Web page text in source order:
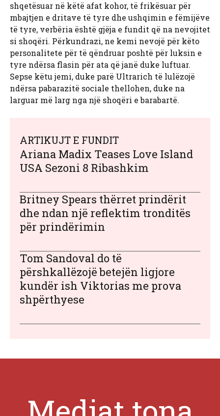
shqetësuar në këtë afat kohor, të frikësuar për
mbajtjen e dritave të tyre dhe ushqimin e fëmijëve
të tyre, verbëria është gjëja e fundit që na nevojitet
si shoqëri. Përkundrazi, ne kemi nevojë për këto
personalitete për të qëndruar poshtë për luksin e
tyre ndërsa flasin për ata që janë duke luftuar.
Sepse këtu jemi, duke parë Ultrarich të lulëzojë
ndërsa pabarazitë sociale thellohen, duke na
larguar më larg nga një shoqëri e barabartë.
ARTIKUJT E FUNDIT
Ariana Madix Teases Love Island
USA Sezoni 8 Ribashkim
Britney Spears thërret prindërit
dhe ndan një reflektim tronditës
për prindërimin
Tom Sandoval do të
përshkallëzojë betejën ligjore
kundër ish Viktorias me prova
shpërthyese